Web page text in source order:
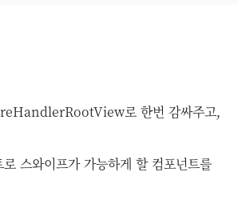
로 한번 감싸주고,
스와이프가 가능하게 할 컴포넌트를